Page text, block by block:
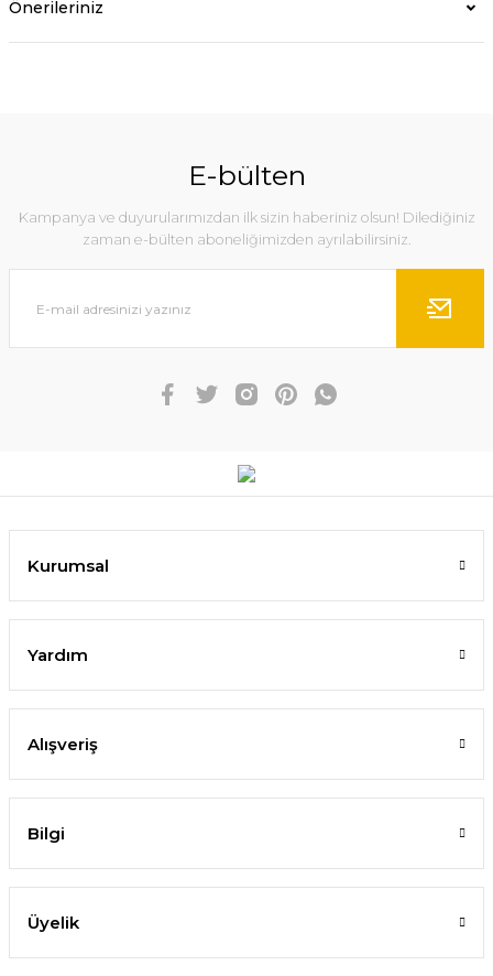
Önerileriniz
E-bülten
Kampanya ve duyurularımızdan ilk sizin haberiniz olsun! Dilediğiniz
zaman e-bülten aboneliğimizden ayrılabilirsiniz.
Kurumsal
Yardım
Alışveriş
Bilgi
Üyelik